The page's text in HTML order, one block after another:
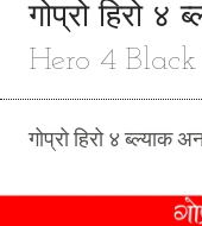
गोप्रो हिरो ४
Hero 4
गोप्रो हिरो ४ ब्ल्याक